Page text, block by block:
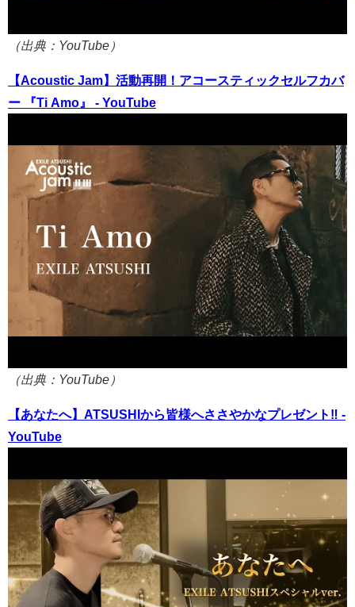
（出典：YouTube）
【Acoustic Jam】活動再開！アコースティックセルフカバ
ー 『Ti Amo』 - YouTube
（出典：YouTube）
【あなたへ】ATSUSHIから皆様へささやかなプレゼント‼ -
YouTube